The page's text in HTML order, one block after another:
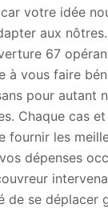
votre idée
aux nôtres.
67
à vous faire
pour autant
Chaque cas
fournir les
dépenses
de se déplacer